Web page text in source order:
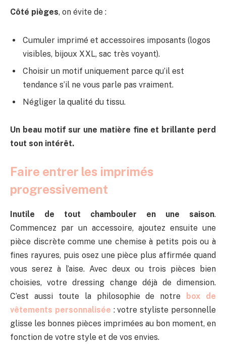
Côté pièges, on évite de :
Cumuler imprimé et accessoires imposants (logos
visibles, bijoux XXL, sac très voyant).
Choisir un motif uniquement parce qu’il est
tendance s’il ne vous parle pas vraiment.
Négliger la qualité du tissu.
Un beau motif sur une matière fine et brillante perd
tout son intérêt.
Faire entrer les imprimés
progressivement
Inutile de tout chambouler en une saison.
Commencez par un accessoire, ajoutez ensuite une
pièce discrète comme une chemise à petits pois ou à
fines rayures, puis osez une pièce plus affirmée quand
vous serez à l’aise. Avec deux ou trois pièces bien
choisies, votre dressing change déjà de dimension.
C’est aussi toute la philosophie de notre box de
vêtements personnalisée : votre styliste personnelle
glisse les bonnes pièces imprimées au bon moment, en
fonction de votre style et de vos envies.